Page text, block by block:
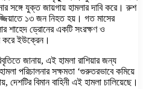
সঙ্গে যুক্ত জায়গায় হামলার দাবি করে। রুশ
১৩ জন নিহত হয়। গত মাসের
শাহেদ ড্রোনের একটি সংরক্ষণ ও
করে ইউক্রেন।
জানায়, এই হামলা রাশিয়ার জন্য
পরিচালনার সক্ষমতা ‘গুরুতরভাবে কমিয়ে
দেশটির বিমান বাহিনী এই হামলা চালিয়েছে।